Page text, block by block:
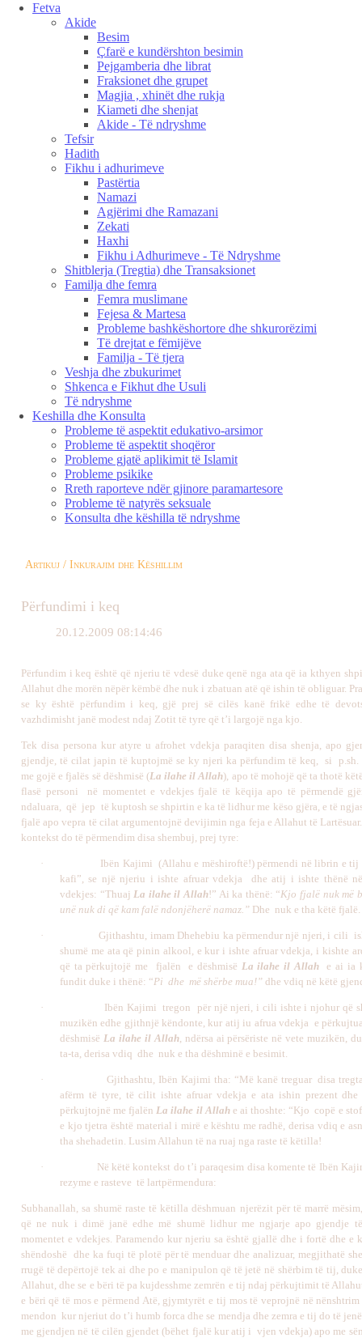
Fetva
Akide
Besim
Çfarë e kundërshton besimin
Pejgamberia dhe librat
Fraksionet dhe grupet
Magjia , xhinët dhe rukja
Kiameti dhe shenjat
Akide - Të ndryshme
Tefsir
Hadith
Fikhu i adhurimeve
Pastërtia
Namazi
Agjërimi dhe Ramazani
Zekati
Haxhi
Fikhu i Adhurimeve - Të Ndryshme
Shitblerja (Tregtia) dhe Transaksionet
Familja dhe femra
Femra muslimane
Fejesa & Martesa
Probleme bashkëshortore dhe shkurorëzimi
Të drejtat e fëmijëve
Familja - Të tjera
Veshja dhe zbukurimet
Shkenca e Fikhut dhe Usuli
Të ndryshme
Keshilla dhe Konsulta
Probleme të aspektit edukativo-arsimor
Probleme të aspektit shoqëror
Probleme gjatë aplikimit të Islamit
Probleme psikike
Rreth raporteve ndër gjinore paramartesore
Probleme të natyrës seksuale
Konsulta dhe këshilla të ndryshme
Artikuj / Inkurajim dhe Këshillim
Përfundimi i keq
20.12.2009 08:14:46
Përfundim i keq është që njeriu të vdesë duke qenë nga ata që ia kthyen
Allahut dhe morën nëpër këmbë dhe nuk i zbatuan atë që ishin të obliguar.
se ky është përfundim i keq, gjë prej së cilës kanë frikë edhe të
vazhdimisht janë modest ndaj Zotit të tyre që t’i largojë nga kjo.
Tek disa persona kur atyre u afrohet vdekja paraqiten disa shenja, apo
gjendje, të cilat japin të kuptojmë se ky njeri ka përfundim të keq, si p.sh.
me gojë e fjalës së dëshmisë (La ilahe il Allah), apo të mohojë që ta thotë
flasë personi në momentet e vdekjes fjalë të këqija apo të përmendë
ndaluara, që jep të kuptosh se shpirtin e ka të lidhur me këso gjëra, e të
fjalë apo vepra të cilat argumentojnë devijimin nga feja e Allahut të
kontekst do të përmendim disa shembuj, prej tyre:
·
Ibën Kajimi (Allahu e mëshiroftë!) përmendi në librin e tij
kafi”, se një njeriu i ishte afruar vdekja dhe atij i ishte thënë
vdekjes: “ThuajLa ilahe il Allah!” Ai ka thënë: “Kjo fjalë nuk më
unë nuk di që kam falë ndonjëherë namaz.” Dhe nuk e tha këtë fjalë.
·
Gjithashtu, imam Dhehebiu ka përmendur një njeri, i cili
shumë me ata që pinin alkool, e kur i ishte afruar vdekja, i kishte
që ta përkujtojë me fjalën e dëshmisë La ilahe il Allahe ai ia
fundit duke i thënë: “Pi dhe më shërbe mua!” dhe vdiq në këtë
·
Ibën Kajimi tregon për një njeri, i cili ishte i njohur që
muzikën edhe gjithnjë këndonte, kur atij iu afrua vdekja e
dëshmisë La ilahe il Allah, ndërsa ai përsëriste në vete muzikën,
ta-ta, derisa vdiq dhe nuk e tha dëshminë e besimit.
·
Gjithashtu, Ibën Kajimi tha: “Më kanë treguar disa
afërm të tyre, të cilit ishte afruar vdekja e ata ishin prezent
përkujtojnë me fjalënLa ilahe il Allahe ai thoshte: “Kjo copë e
e kjo tjetra është material i mirë e kështu me radhë, derisa vdiq e
tha shehadetin. Lusim Allahun të na ruaj nga raste të këtilla!
·
Në këtë kontekst do t’i paraqesim disa komente të Ibën
rezyme e rasteve të lartpërmendura:
Subhanallah, sa shumë raste të këtilla dëshmuan njerëzit për të marrë
që ne nuk i dimë janë edhe më shumë lidhur me ngjarje apo gjendje
momentet e vdekjes. Paramendo kur njeriu sa është gjallë dhe i fortë dhe e
shëndoshë dhe ka fuqi të plotë për të menduar dhe analizuar, megjithatë
rrugë të depërtojë tek ai dhe po e manipulon që të jetë në shërbim të tij,
Allahut, dhe se e bëri të pa kujdesshme zemrën e tij ndaj përkujtimit të
e bëri që të mos e përmend Atë, gjymtyrët e tij mos të veprojnë në
mendon kur njeriut do t’i humb forca dhe se mendja dhe zemra e tij do të
me gjendjen në të cilën gjendet (bëhet fjalë kur atij i vjen vdekja) apo me